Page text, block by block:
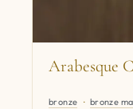
Arabesque
bronze bronze